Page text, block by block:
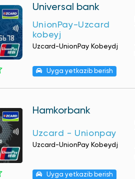
Universal bank
UnionPay-Uzcard
kobeyj
Uzcard-UnionPay Kobeydj
Uyga yetkazib berish
Hamkorbank
Uzcard - Unionpay
Uzcard-UnionPay Kobeydj
Uyga yetkazib berish